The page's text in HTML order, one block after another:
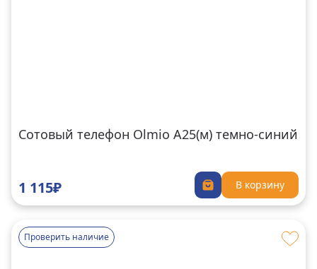
Сотовый телефон Olmio A25(м) темно-синий
1 115₽ В корзину
Проверить наличие